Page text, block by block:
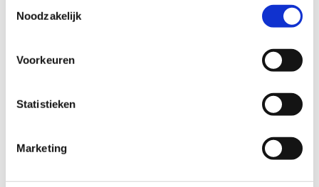
Noodzakelijk
Voorkeuren
Statistieken
Marketing
voor onze faciliteiten. Wil je vlot
je toegang behouden? Registreer je via ons
zorgen, je kan dit eenvoudig aanmaken.
sporten? Gelieve je dan eerst aan te melden aan
het onthaal zodat we jou een badge kunnen geven
voor het vernieuwde toegangssysteem.